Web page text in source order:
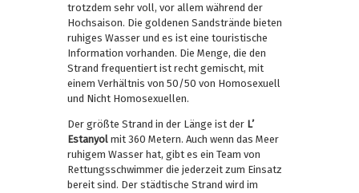
trotzdem sehr voll, vor allem während der
Hochsaison. Die goldenen Sandstrände bieten
ruhiges Wasser und es ist eine touristische
Information vorhanden. Die Menge, die den
Strand frequentiert ist recht gemischt, mit
einem Verhältnis von 50/50 von Homosexuell
und Nicht Homosexuellen.
Der größte Strand in der Länge ist der L’
Estanyol mit 360 Metern. Auch wenn das Meer
ruhigem Wasser hat, gibt es ein Team von
Rettungsschwimmer die jederzeit zum Einsatz
bereit sind. Der städtische Strand wird im